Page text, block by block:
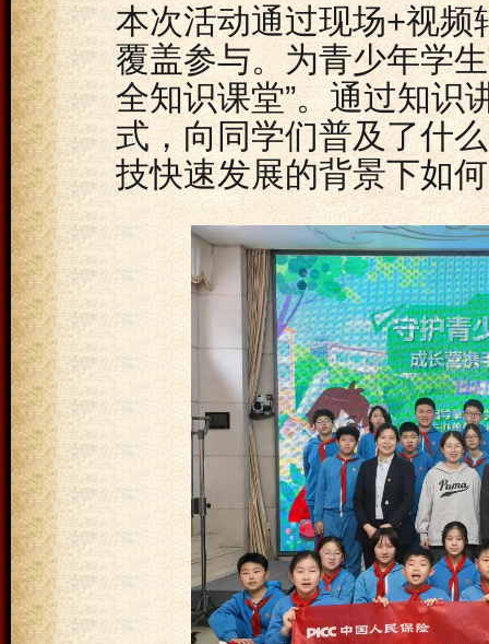
本次活动通过现场+视频
覆盖参与。为青少年学
全知识课堂”。通过知识
式，向同学们普及了什
技快速发展的背景下如